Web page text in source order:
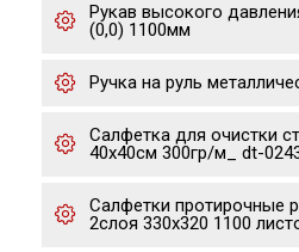
Рукав высокого
(0,0) 1100мм
Ручка на руль
Салфетка для очистки
40х40см 300гр/м_ dt-
Салфетки протирочные
2слоя 330х320 1100